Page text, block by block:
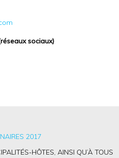
sociaux)
2017
HÔTES, AINSI QU’À TOUS